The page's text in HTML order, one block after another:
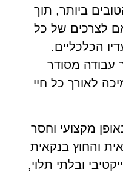
ביותר, תוך
לצרכים של כל
הכלכליים.
עבודה מסודר
לאורך כל חיי
מקצועי וחסר
והחוץ בנקאית
ובלתי תלוי,